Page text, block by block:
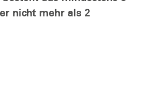
nicht mehr als 2